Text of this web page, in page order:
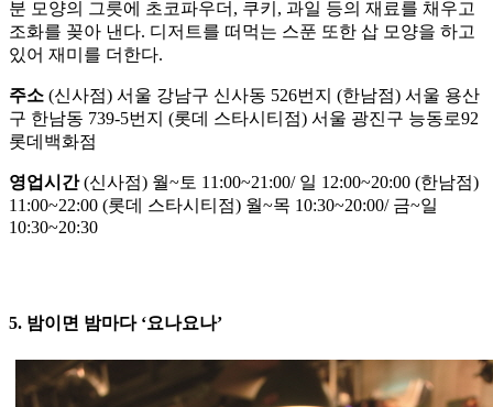
분 모양의 그릇에 초코파우더, 쿠키, 과일 등의 재료를 채우고
조화를 꽂아 낸다. 디저트를 떠먹는 스푼 또한 삽 모양을 하고
있어 재미를 더한다.
주소 (신사점) 서울 강남구 신사동 526번지 (한남점) 서울 용산
구 한남동 739-5번지 (롯데 스타시티점) 서울 광진구 능동로92
롯데백화점
영업시간(신사점) 월~토 11:00~21:00/ 일 12:00~20:00 (한남점)
11:00~22:00 (롯데 스타시티점) 월~목 10:30~20:00/ 금~일
10:30~20:30
5. 밤이면 밤마다 ‘요나요나’